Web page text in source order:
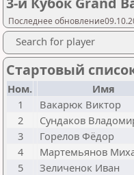
Последнее
Search for player
Стартовый
Ном. Имя
1
Вакарюк Виктор
2
Сундаков
3
Горелов Фёдор
4
Мартемьянов
5
Зеличенок Иван